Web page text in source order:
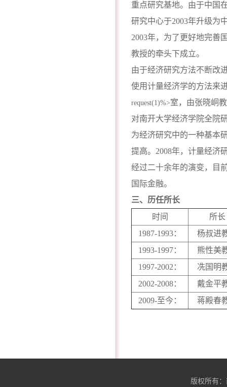
重点研究基地。由于中国
研究中心于2003年升级为
2003年，为了更好地完善
教授的牵头下成立。
由于经济研究方法不断改
使用计量经济学的方法来
request(1)%>室，由张晓峒
对南开大学经济学院全院
为经济研究中的一种基本
提高。2008年，计量经济
经过二十余年的演变，目
国际金融。
三、历任所长
时间
所长
1987-1993：
杨叔进
1993-1997：
熊性美
1997-2002 ：
冼国明
2002-2008：
戴金平
2009-至今： 蒋殿春
版权所有